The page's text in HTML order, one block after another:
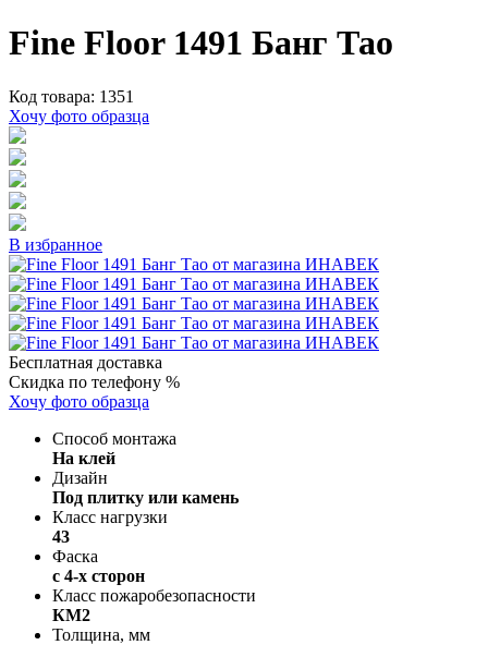
Fine Floor 1491 Банг Тао
Код товара: 1351
Хочу фото образца
В избранное
Бесплатная доставка
Скидка по телефону %
Хочу фото образца
Способ монтажа
На клей
Дизайн
Под плитку или камень
Класс нагрузки
43
Фаска
с 4-х сторон
Класс пожаробезопасности
КМ2
Толщина, мм